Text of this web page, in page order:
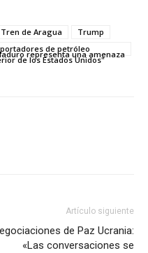
de Aragua
Trump
de petróleo
representa una amenaza
de los Estados Unidos"
Artículo siguiente
de Paz Ucrania:
«Las conversaciones se